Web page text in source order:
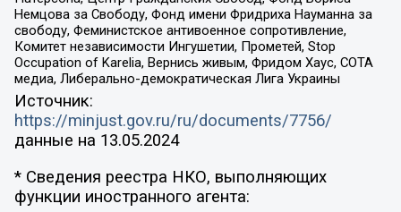
Немцова за Свободу, Фонд имени Фридриха Науманна за
свободу, Феминистское антивоенное сопротивление,
Комитет независимости Ингушетии, Прометей, Stop
Occupation of Karelia, Вернись живым, Фридом Хаус, СОТА
медиа, Либерально-демократическая Лига Украины
Источник:
https://minjust.gov.ru/ru/documents/7756/
данные на 13.05.2024
* Сведения реестра НКО, выполняющих
функции иностранного агента: